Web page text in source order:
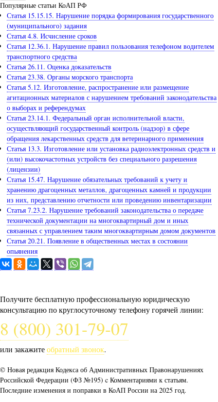
Популярные статьи КоАП РФ
Статья 15.15.15. Нарушение порядка формирования государственного
(муниципального) задания
Статья 4.8. Исчисление сроков
Статья 12.36.1. Нарушение правил пользования телефоном водителем
транспортного средства
Статья 26.11. Оценка доказательств
Статья 23.38. Органы морского транспорта
Статья 5.12. Изготовление, распространение или размещение
агитационных материалов с нарушением требований законодательства
о выборах и референдумах
Статья 23.14.1. Федеральный орган исполнительной власти,
осуществляющий государственный контроль (надзор) в сфере
обращения лекарственных средств для ветеринарного применения
Статья 13.3. Изготовление или установка радиоэлектронных средств и
(или) высокочастотных устройств без специального разрешения
(лицензии)
Статья 15.47. Нарушение обязательных требований к учету и
хранению драгоценных металлов, драгоценных камней и продукции
из них, представлению отчетности или проведению инвентаризации
Статья 7.23.2. Нарушение требований законодательства о передаче
технической документации на многоквартирный дом и иных
связанных с управлением таким многоквартирным домом документов
Статья 20.21. Появление в общественных местах в состоянии
опьянения
Получите бесплатную профессиональную юридическую
консультацию по круглосуточному телефону горячей линии:
8 (800) 301-79-07
или закажитеобратный звонок.
© Новая редакция Кодекса об Административных Правонарушениях
Российской Федерации (ФЗ №195) c Комментариями к статьям.
Последние изменения и поправки в КоАП России на 2025 год.